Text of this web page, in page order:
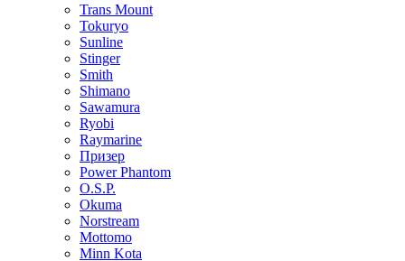
Trans Mount
Tokuryo
Sunline
Stinger
Smith
Shimano
Sawamura
Ryobi
Raymarine
Призер
Power Phantom
O.S.P.
Okuma
Norstream
Mottomo
Minn Kota